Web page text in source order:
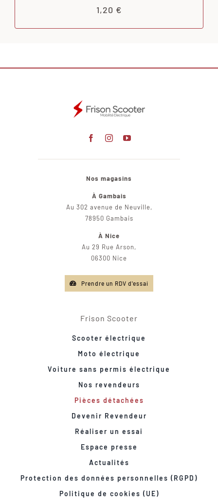
1,20 €
Nos magasins
À Gambais
Au 302 avenue de Neuville,
78950 Gambais
À Nice
Au 29 Rue Arson,
06300 Nice
Prendre un RDV d'essai
Frison Scooter
Scooter électrique
Moto électrique
Voiture sans permis électrique
Nos revendeurs
Pièces détachées
Devenir Revendeur
Réaliser un essai
Espace presse
Actualités
Protection des données personnelles (RGPD)
Politique de cookies (UE)